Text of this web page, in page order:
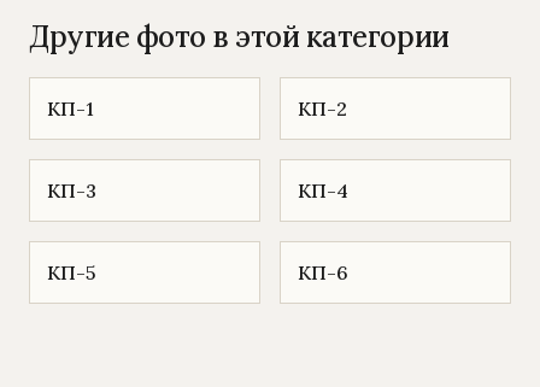
Другие фото в этой категории
КП-1 КП-2
КП-3 КП-4
КП-5 КП-6